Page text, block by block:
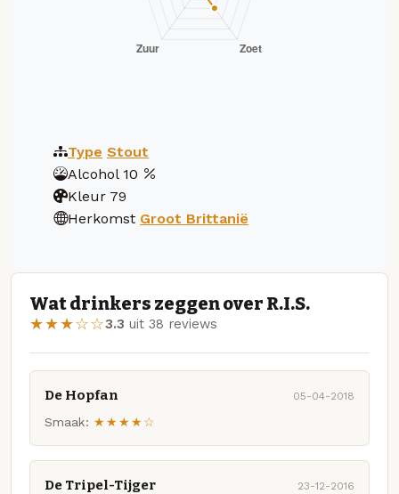
Type Stout
Alcohol 10
Kleur 79
Herkomst Groot Brittanië
Wat drinkers zeggen over R.I.S.
★★★☆☆3.3 uit 38 reviews
De Hopfan 05-04-2018
Smaak: ★★★★☆
De Tripel-Tijger 23-12-2016